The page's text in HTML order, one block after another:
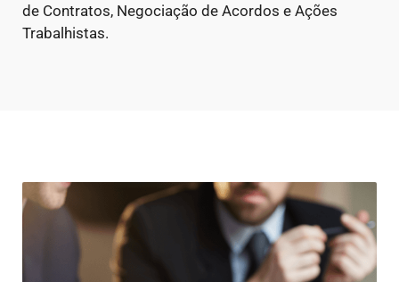
de Contratos, Negociação de Acordos e Ações
Trabalhistas.